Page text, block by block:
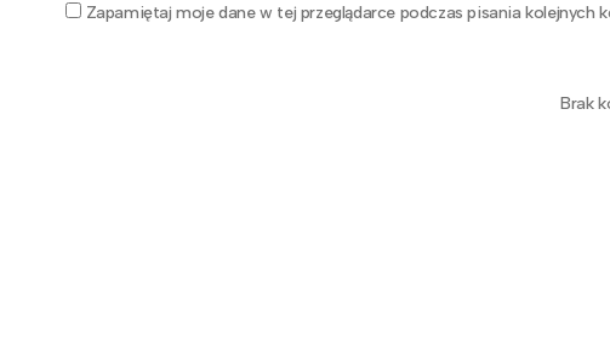
Zapamiętaj moje dane w tej przeglądarce podczas pisania kolejnych
Brak